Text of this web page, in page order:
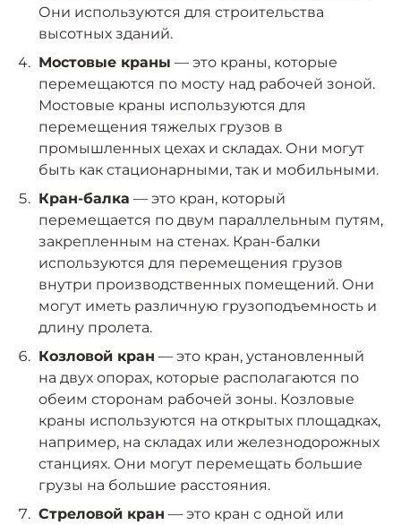
Они используются для строительства
высотных зданий.
Мостовые краны — это краны, которые
перемещаются по мосту над рабочей зоной.
Мостовые краны используются для
перемещения тяжелых грузов в
промышленных цехах и складах. Они могут
быть как стационарными, так и мобильными.
Кран-балка — это кран, который
перемещается по двум параллельным путям,
закрепленным на стенах. Кран-балки
используются для перемещения грузов
внутри производственных помещений. Они
могут иметь различную грузоподъемность и
длину пролета.
Козловой кран — это кран, установленный
на двух опорах, которые располагаются по
обеим сторонам рабочей зоны. Козловые
краны используются на открытых площадках,
например, на складах или железнодорожных
станциях. Они могут перемещать большие
грузы на большие расстояния.
Стреловой кран — это кран с одной или